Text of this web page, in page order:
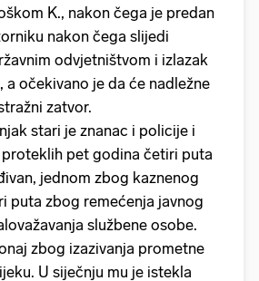
K., nakon čega je predan
nakon čega slijedi
odvjetništvom i izlazak
a očekivano je da će nadležne
zatvor.
stari je znanac i policije i
pet godina četiri puta
jednom zbog kaznenog
puta zbog remećenja javnog
službene osobe.
zbog izazivanja prometne
U siječnju mu je istekla